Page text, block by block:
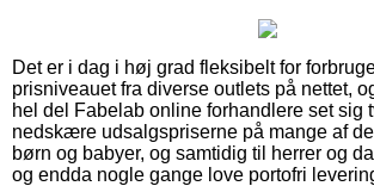
Det er i dag i høj grad fleksibelt for
prisniveauet fra diverse outlets på nettet,
hel del Fabelab online forhandlere set sig
nedskære udsalgspriserne på mange af
børn og babyer, og samtidig til herrer og
og endda nogle gange love portofri